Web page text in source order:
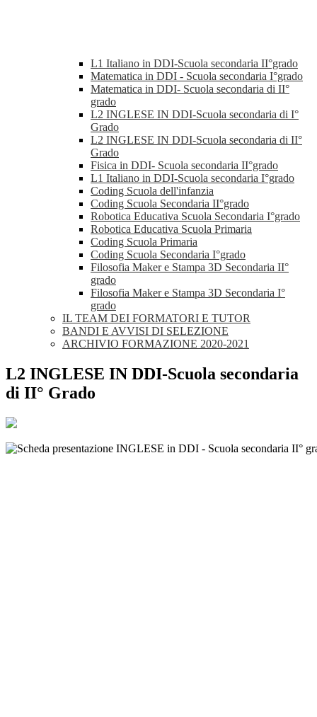
L1 Italiano in DDI-Scuola secondaria II°grado
Matematica in DDI - Scuola secondaria I°grado
Matematica in DDI- Scuola secondaria di II°
grado
L2 INGLESE IN DDI-Scuola secondaria di I°
Grado
L2 INGLESE IN DDI-Scuola secondaria di II°
Grado
Fisica in DDI- Scuola secondaria II°grado
L1 Italiano in DDI-Scuola secondaria I°grado
Coding Scuola dell'infanzia
Coding Scuola Secondaria II°grado
Robotica Educativa Scuola Secondaria I°grado
Robotica Educativa Scuola Primaria
Coding Scuola Primaria
Coding Scuola Secondaria I°grado
Filosofia Maker e Stampa 3D Secondaria II°
grado
Filosofia Maker e Stampa 3D Secondaria I°
grado
IL TEAM DEI FORMATORI E TUTOR
BANDI E AVVISI DI SELEZIONE
ARCHIVIO FORMAZIONE 2020-2021
L2 INGLESE IN DDI-Scuola secondaria
di II° Grado